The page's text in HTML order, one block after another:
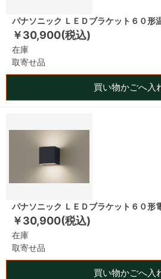
パナソニック ＬＥＤブラケット６０形
￥30,900(税込)
在庫
取寄せ品
買い物かごへ入
パナソニック ＬＥＤブラケット６０形
￥30,900(税込)
在庫
取寄せ品
買い物かごへ入